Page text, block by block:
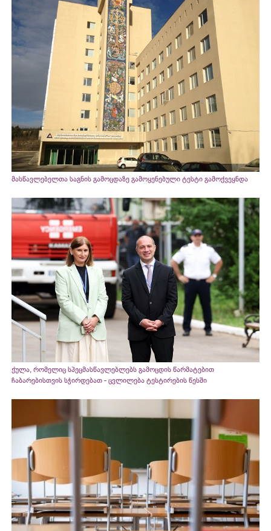
მასწავლებელთა საგნის გამოცდაზე გამოყენებული ტესტი გამოქვეყნდა
ქულა, რომელიც სპეცმასწავლებლებს გამოცდის წარმატებით
ჩაბარებისთვის სჭირდებათ - ცვლილება ტესტირების წესში